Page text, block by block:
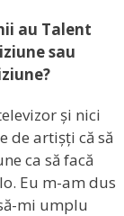
au Talent
sau
și nici
de artișți că să
ca să facă
Eu m-am dus
mi umplu